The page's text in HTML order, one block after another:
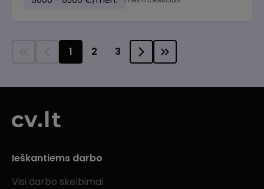
1 2 3
Ieškantiems darbo
Visi darbo skelbimai